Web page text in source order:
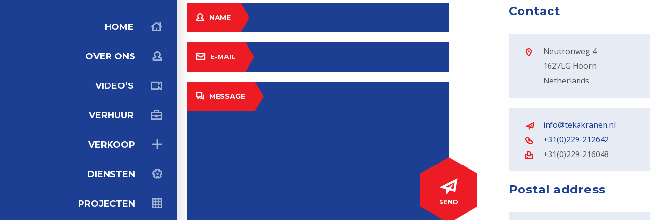
HOME
OVER ONS
VIDEO’S
VERHUUR
VERKOOP
DIENSTEN
PROJECTEN
NAME
E-MAIL
MESSAGE
SEND
Contact
Neutronweg 4
1627LG Hoorn
Netherlands
info@tekakranen.nl
+31(0)229-212642
+31(0)229-216048
Postal address